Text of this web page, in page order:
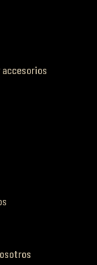
accesorios